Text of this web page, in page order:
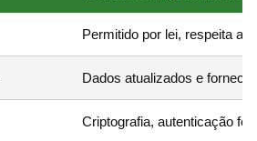
Permitido por lei, respeita a
Dados atualizados e
Criptografia, autenticação